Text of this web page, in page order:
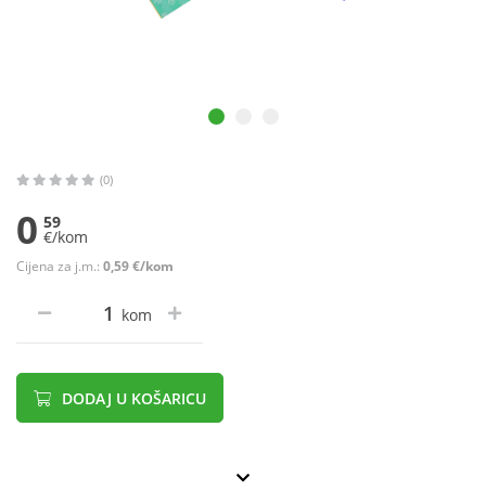
(0)
0 59
€/kom
Cijena za j.m.: 0,59 €/kom
kom
DODAJ U KOŠARICU